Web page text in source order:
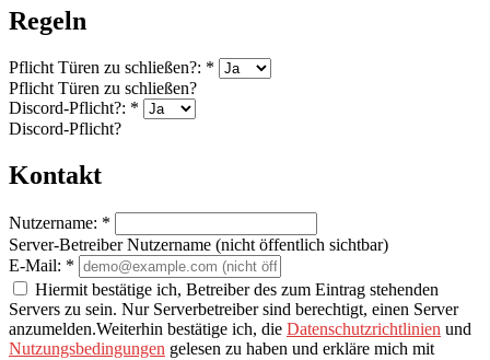
Regeln
Pflicht Türen zu schließen?: *
Pflicht Türen zu schließen?
Discord-Pflicht?: *
Discord-Pflicht?
Kontakt
Nutzername: *
Server-Betreiber Nutzername (nicht öffentlich sichtbar)
E-Mail: *
Hiermit bestätige ich, Betreiber des zum Eintrag stehenden
Servers zu sein. Nur Serverbetreiber sind berechtigt, einen Server
anzumelden.Weiterhin bestätige ich, die Datenschutzrichtlinien und
Nutzungsbedingungen gelesen zu haben und erkläre mich mit